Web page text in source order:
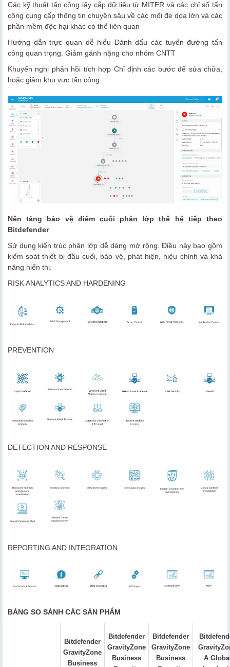
Các kỹ thuật tấn công lấy cắp dữ liệu từ MITER và các chỉ số tấn
công cung cấp thông tin chuyên sâu về các mối đe dọa lớn và các
phần mềm độc hại khác có thể liên quan
Hướng dẫn trực quan dễ hiểu Đánh dấu các tuyến đường tấn
công quan trọng. Giảm gánh nặng cho nhóm CNTT
Khuyến nghị phản hồi tích hợp Chỉ định các bước để sửa chữa,
hoặc giảm khu vực tấn công
Nền tảng bảo vệ điểm cuối phân lớp thế hệ tiếp theo
Bitdefender
Sử dụng kiến ​​trúc phân lớp dễ dàng mở rộng. Điều này bao gồm
kiểm soát thiết bị đầu cuối, bảo vệ, phát hiện, hiệu chỉnh và khả
năng hiển thị.
RISK ANALYTICS AND HARDENING
PREVENTION
DETECTION AND RESPONSE
REPORTING AND INTEGRATION
BẢNG SO SÁNH CÁC SẢN PHẨM
Bitdefender
GravityZone
Business
Bitdefender
GravityZone
Business
Bitdefender
GravityZone
Business
A